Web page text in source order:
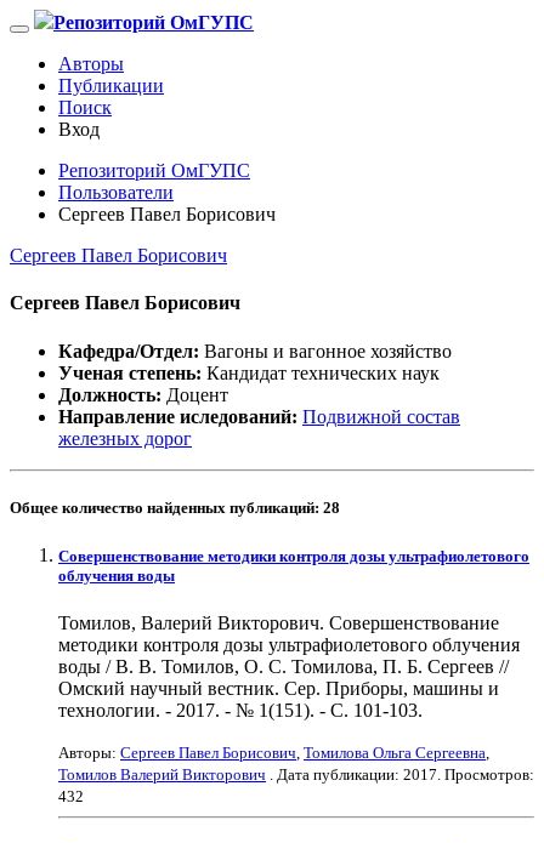
Репозиторий ОмГУПС
Авторы
Публикации
Поиск
Вход
Репозиторий ОмГУПС
Пользователи
Сергеев Павел Борисович
Сергеев Павел Борисович
Сергеев Павел Борисович
Кафедра/Отдел: Вагоны и вагонное хозяйство
Ученая степень: Кандидат технических наук
Должность: Доцент
Направление иследований: Подвижной состав
железных дорог
Общее количество найденных публикаций: 28
Совершенствование методики контроля дозы ультрафиолетового
облучения воды
Томилов, Валерий Викторович. Совершенствование
методики контроля дозы ультрафиолетового облучения
воды / В. В. Томилов, О. С. Томилова, П. Б. Сергеев //
Омский научный вестник. Сер. Приборы, машины и
технологии. - 2017. - № 1(151). - С. 101-103.
Авторы: Сергеев Павел Борисович, Томилова Ольга Сергеевна,
Томилов Валерий Викторович . Дата публикации: 2017. Просмотров:
432